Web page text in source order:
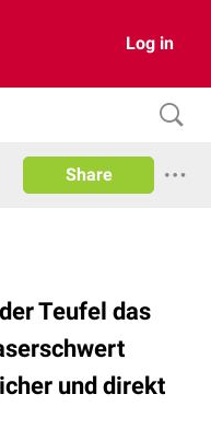
Log in
Share
Teufel das
und direkt